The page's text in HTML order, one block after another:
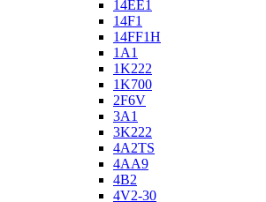
14EE1
14F1
14FF1H
1A1
1K222
1K700
2F6V
3A1
3K222
4A2TS
4AA9
4B2
4V2-30